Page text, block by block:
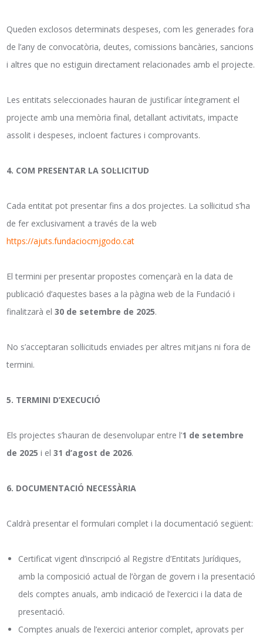
Queden exclosos determinats despeses, com les generades fora
de l’any de convocatòria, deutes, comissions bancàries, sancions
i altres que no estiguin directament relacionades amb el projecte.
Les entitats seleccionades hauran de justificar íntegrament el
projecte amb una memòria final, detallant activitats, impacte
assolit i despeses, incloent factures i comprovants.
4. COM PRESENTAR LA SOL·LICITUD
Cada entitat pot presentar fins a dos projectes. La sol·licitud s’ha
de fer exclusivament a través de la web
https://ajuts.fundaciocmjgodo.cat
El termini per presentar propostes començarà en la data de
publicació d’aquestes bases a la pàgina web de la Fundació i
finalitzarà el30 de setembre de 2025.
No s’acceptaran sol·licituds enviades per altres mitjans ni fora de
termini.
5. TERMINI D’EXECUCIÓ
Els projectes s’hauran de desenvolupar entre l’1 de setembre
de 2025 i el31 d’agost de 2026.
6. DOCUMENTACIÓ NECESSÀRIA
Caldrà presentar el formulari complet i la documentació següent:
Certificat vigent d’inscripció al Registre d’Entitats Jurídiques,
amb la composició actual de l’òrgan de govern i la presentació
dels comptes anuals, amb indicació de l’exercici i la data de
presentació.
Comptes anuals de l’exercici anterior complet, aprovats per